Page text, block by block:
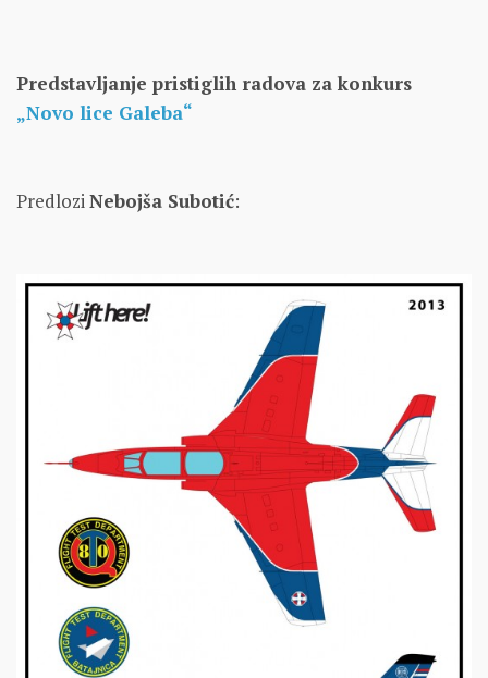
Predstavljanje pristiglih radova za konkurs
„Novo lice Galeba“
PredloziNebojša Subotić: